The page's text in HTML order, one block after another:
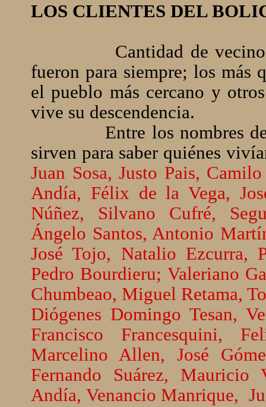
LOS CLIENTES DEL
Cantidad de
fueron para siempre; los más
el pueblo más cercano y
vive su descendencia.
Entre los nombres
sirven para saber quiénes
Juan Sosa, Justo Pais,
Andía, Félix de la Vega,
Núñez, Silvano Cufré,
Ángelo Santos, Antonio
José Tojo, Natalio Ezcurra,
Pedro Bourdieru; Valeriano
Chumbeao, Miguel Retama,
Diógenes Domingo Tesan,
Francisco Francesquini,
Marcelino Allen, José
Fernando Suárez, Mauricio
Andía, Venancio Manrique,